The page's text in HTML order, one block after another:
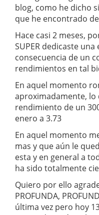
blog, como he dicho
que he encontrado
Hace casi 2 meses,
SUPER dedicaste
consecuencia de un
rendimientos en tal
En aquel momento
aproximadamente, lo
rendimiento de un
enero a 3.73
En aquel momento
mas y que aún le
esta y en general a
ha sido totalmente
Quiero por ello
PROFUNDA,
última vez pero hoy